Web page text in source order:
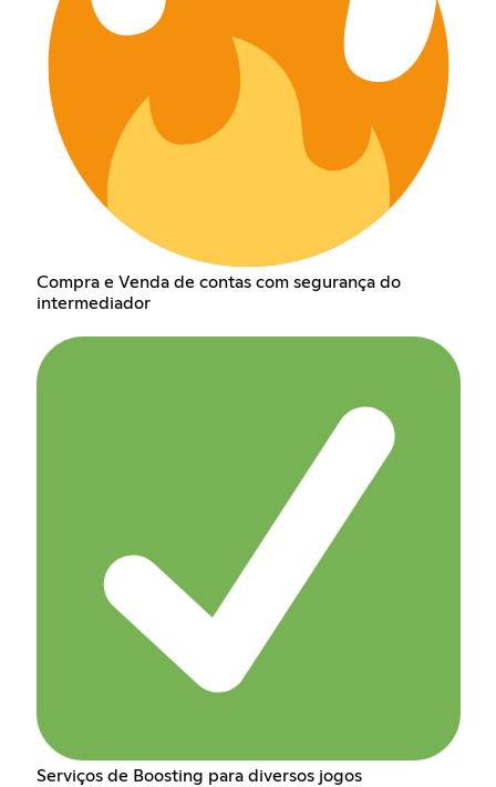
Compra e Venda de contas com segurança do
intermediador
Serviços de Boosting para diversos jogos